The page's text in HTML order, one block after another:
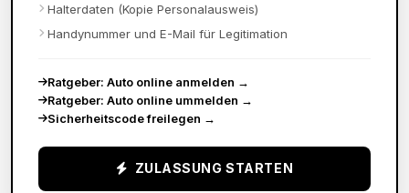
Halterdaten (Kopie Personalausweis)
Handynummer und E-Mail für Legitimation
Ratgeber: Auto online anmelden →
Ratgeber: Auto online ummelden →
Sicherheitscode freilegen →
ZULASSUNG STARTEN